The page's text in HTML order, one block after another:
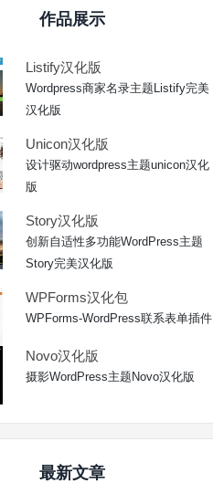
作品展示
Listify汉化版
Wordpress商家名录主题Listify完美
汉化版
Unicon汉化版
设计驱动wordpress主题unicon汉化
版
Story汉化版
创新自适性多功能WordPress主题
Story完美汉化版
WPForms汉化包
WPForms-WordPress联系表单插件
Novo汉化版
摄影WordPress主题Novo汉化版
最新文章